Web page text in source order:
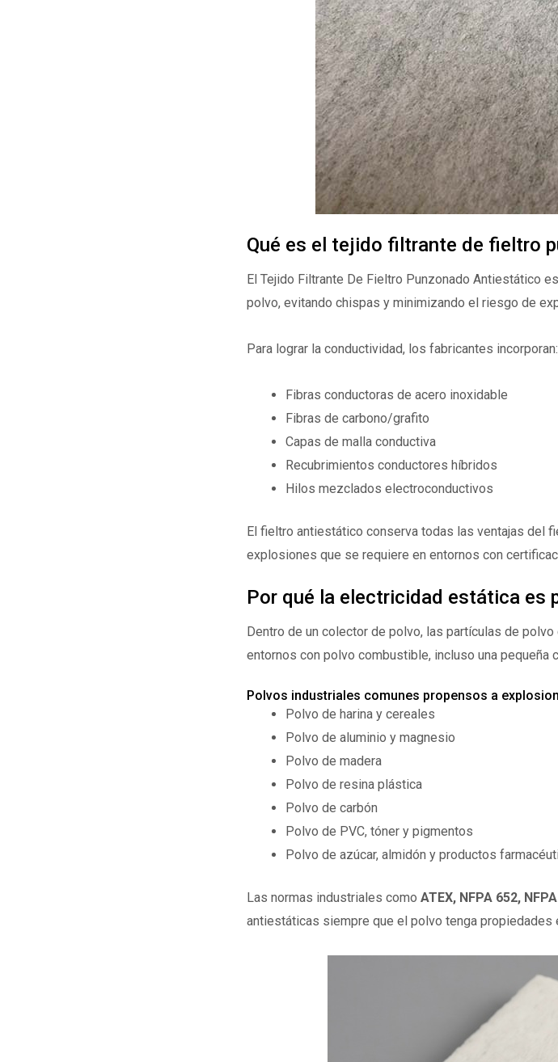
Qué es el tejido filtrante de fieltro
El Tejido Filtrante De Fieltro Punzonado Antiestático
polvo, evitando chispas y minimizando el riesgo de
Para lograr la conductividad, los fabricantes incorporan:
Fibras conductoras de acero inoxidable
Fibras de carbono/grafito
Capas de malla conductiva
Recubrimientos conductores híbridos
Hilos mezclados electroconductivos
El fieltro antiestático conserva todas las ventajas del
explosiones que se requiere en entornos con
Por qué la electricidad estática es
Dentro de un colector de polvo, las partículas de
entornos con polvo combustible, incluso una pequeña
Polvos industriales comunes propensos a
Polvo de harina y cereales
Polvo de aluminio y magnesio
Polvo de madera
Polvo de resina plástica
Polvo de carbón
Polvo de PVC, tóner y pigmentos
Polvo de azúcar, almidón y productos
Las normas industriales comoATEX, NFPA 652,
antiestáticas siempre que el polvo tenga propiedades